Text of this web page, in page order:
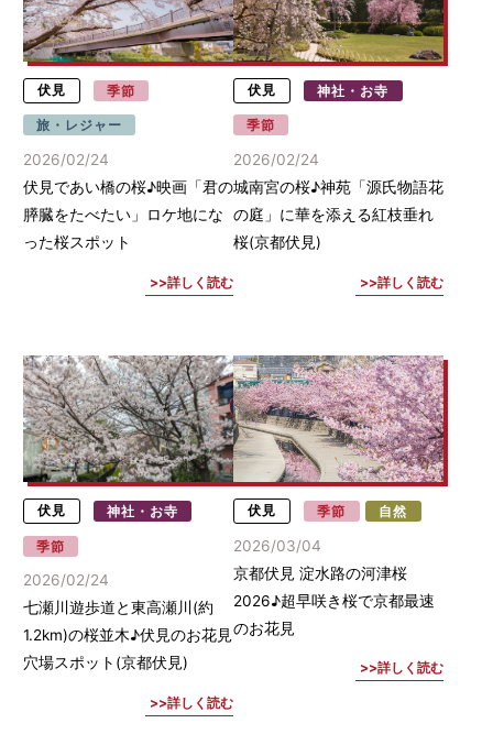
伏見 季節
旅・レジャー
2026/02/24
伏見であい橋の桜♪映画「君の
膵臓をたべたい」ロケ地にな
った桜スポット
詳しく読む
伏見 神社・お寺
季節
2026/02/24
城南宮の桜♪神苑「源氏物語花
の庭」に華を添える紅枝垂れ
桜(京都伏見)
詳しく読む
伏見 神社・お寺
季節
2026/02/24
七瀬川遊歩道と東高瀬川(約
1.2km)の桜並木♪伏見のお花見
穴場スポット(京都伏見)
詳しく読む
伏見 季節 自然
2026/03/04
京都伏見 淀水路の河津桜
2026♪超早咲き桜で京都最速
のお花見
詳しく読む